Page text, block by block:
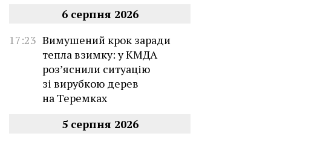
6 серпня 2026
17:23 Вимушений крок заради
тепла взимку: у КМДА
роз’яснили ситуацію
зі вирубкою дерев
на Теремках
5 серпня 2026